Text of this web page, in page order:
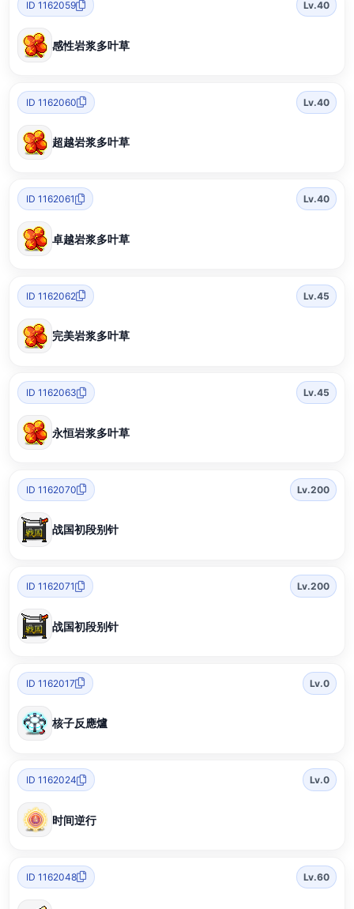
ID 1162059 Lv.40
感性岩浆多叶草
ID 1162060 Lv.40
超越岩浆多叶草
ID 1162061 Lv.40
卓越岩浆多叶草
ID 1162062 Lv.45
完美岩浆多叶草
ID 1162063 Lv.45
永恒岩浆多叶草
ID 1162070 Lv.200
战国初段别针
ID 1162071 Lv.200
战国初段别针
ID 1162017 Lv.0
核子反應爐
ID 1162024 Lv.0
时间逆行
ID 1162048 Lv.60